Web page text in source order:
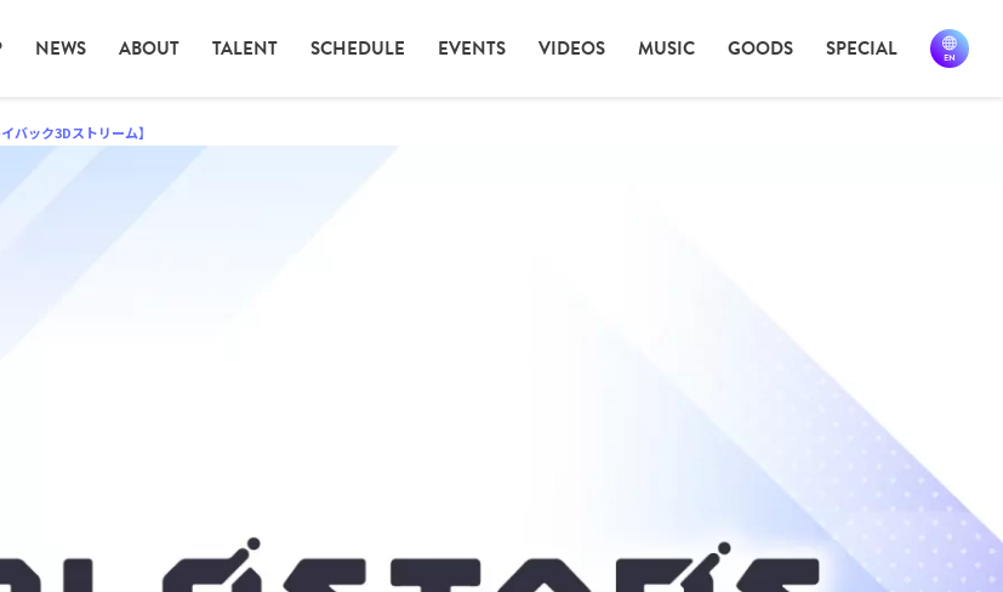
NEWS ABOUT TALENT SCHEDULE EVENTS VIDEOS MUSIC GOODS SPECIAL
バック3Dストリーム】